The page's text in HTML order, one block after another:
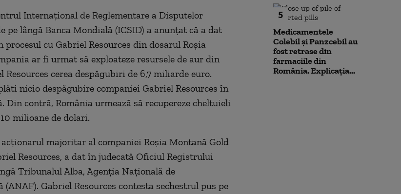
Internaţional de Reglementare a Disputelor
lângă Banca Mondială (ICSID) a anunţat că a dat
procesul cu Gabriel Resources din dosarul Roşia
ar fi urmat să exploateze resursele de aur din
Resources cerea despăgubiri de 6,7 miliarde euro.
nicio despăgubire companiei Gabriel Resources în
Din contră, România urmează să recupereze cheltuieli
milioane de dolari.
majoritar al companiei Roşia Montană Gold
Resources, a dat în judecată Oficiul Registrului
Tribunalul Alba, Agenţia Naţională de
Gabriel Resources contesta sechestrul pus pe
5
Medicamentele
Colebil și Panzcebil au
fost retrase din
farmaciile din
România. Explicația...